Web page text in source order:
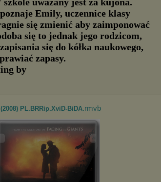
Emily, uczennice klasy
się zmienić aby zaimponować
się to jednak jego rodzicom,
się do kółka naukowego,
zapasy.
PL.BRRip.XviD-BiDA.rmvb